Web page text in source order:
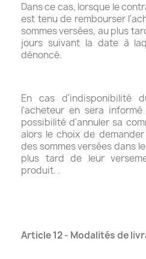
Dans ce cas, lorsque le
est tenu de rembourser
sommes versées, au plus
jours suivant la date à
dénoncé.
En cas d'indisponibilité
l'acheteur en sera
possibilité d'annuler sa
alors le choix de
des sommes versées dans
plus tard de leur
produit. .
Article 12 - Modalités de